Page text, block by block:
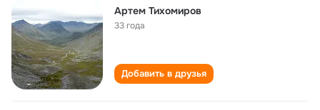
Артем Тихомиров
33 года
Добавить в друзья